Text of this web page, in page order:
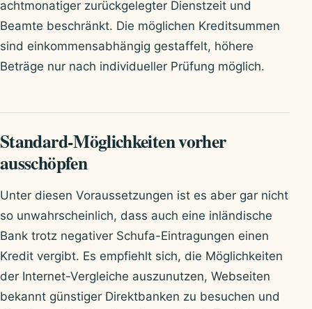
achtmonatiger zurückgelegter Dienstzeit und
Beamte beschränkt. Die möglichen Kreditsummen
sind einkommensabhängig gestaffelt, höhere
Beträge nur nach individueller Prüfung möglich.
Standard-Möglichkeiten vorher
ausschöpfen
Unter diesen Voraussetzungen ist es aber gar nicht
so unwahrscheinlich, dass auch eine inländische
Bank trotz negativer Schufa-Eintragungen einen
Kredit vergibt. Es empfiehlt sich, die Möglichkeiten
der Internet-Vergleiche auszunutzen, Webseiten
bekannt günstiger Direktbanken zu besuchen und